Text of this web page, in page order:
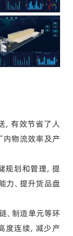
，有效节省了人
内物流效率及产
规划和管理，提
力、提升货品盘
、制造单元等环
度连续，减少产